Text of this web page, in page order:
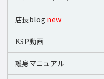
店長blog new
KSP動画
護身マニュアル